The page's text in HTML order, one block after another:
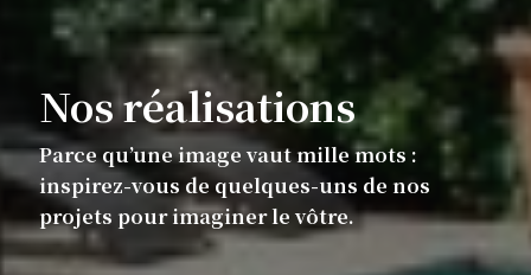
Nos réalisations
Parce qu’une image vaut mille mots :
inspirez-vous de quelques-uns de nos
projets pour imaginer le vôtre.